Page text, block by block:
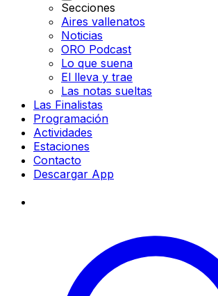
Secciones
Aires vallenatos
Noticias
ORO Podcast
Lo que suena
El lleva y trae
Las notas sueltas
Las Finalistas
Programación
Actividades
Estaciones
Contacto
Descargar App